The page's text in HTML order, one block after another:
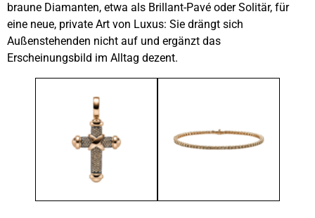
braune Diamanten, etwa als Brillant-Pavé oder Solitär, für
eine neue, private Art von Luxus: Sie drängt sich
Außenstehenden nicht auf und ergänzt das
Erscheinungsbild im Alltag dezent.